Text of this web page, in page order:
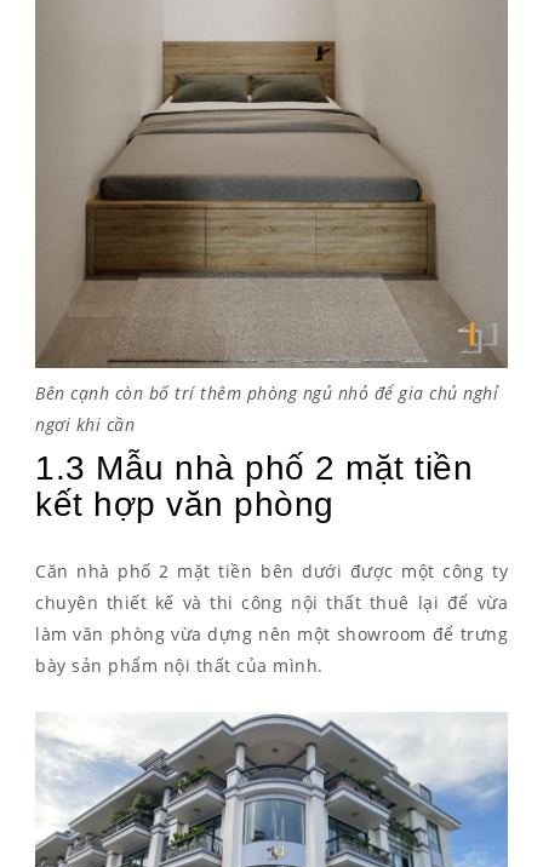
Bên cạnh còn bố trí thêm phòng ngủ nhỏ để gia chủ nghỉ
ngơi khi cần
1.3 Mẫu nhà phố 2 mặt tiền
kết hợp văn phòng
Căn nhà phố 2 mặt tiền bên dưới được một công ty
chuyên thiết kế và thi công nội thất thuê lại để vừa
làm văn phòng vừa dựng nên một showroom để trưng
bày sản phẩm nội thất của mình.